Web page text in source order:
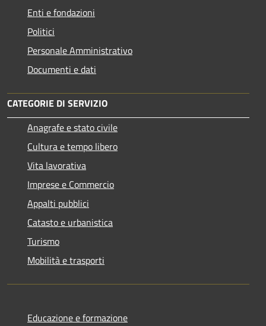
Enti e fondazioni
Politici
Personale Amministrativo
Documenti e dati
CATEGORIE DI SERVIZIO
Anagrafe e stato civile
Cultura e tempo libero
Vita lavorativa
Imprese e Commercio
Appalti pubblici
Catasto e urbanistica
Turismo
Mobilità e trasporti
Educazione e formazione